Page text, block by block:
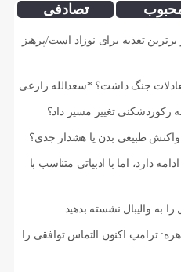
تصادفی
تغذیه برای نوزاد است/پرهیز
رکوردشکنی تغییر مسیر داد؟
طبیعی بدن یا هشدار جدی؟
دارد، اما با ادبیاتی متناسب با
به والیبال نشسته بدهید
ترامپ اکنون التماس توافقی را